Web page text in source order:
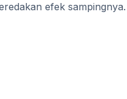
efek sampingnya.